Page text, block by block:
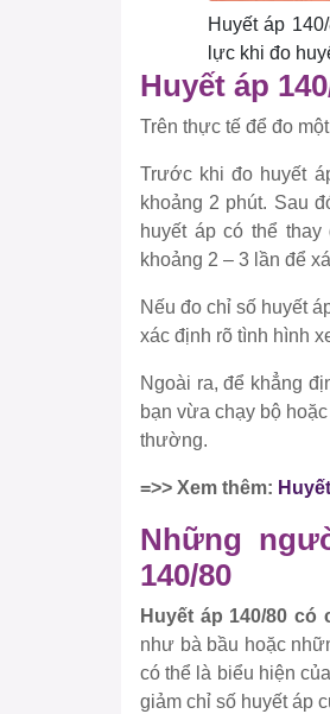
Huyết áp
lực khi đo
Huyết áp
Trên thực tế để đo
Trước khi đo huyết
khoảng 2 phút. Sau
huyết áp có thể
khoảng 2 – 3 lần để
Nếu đo chỉ số huyết
xác định rõ tình hình
Ngoài ra, để khẳng
bạn vừa chạy bộ
thường.
=>> Xem thêm:
Những
140/80
Huyết áp 140/80 có
như bà bầu hoặc
có thể là biểu hiện
giảm chỉ số huyết áp